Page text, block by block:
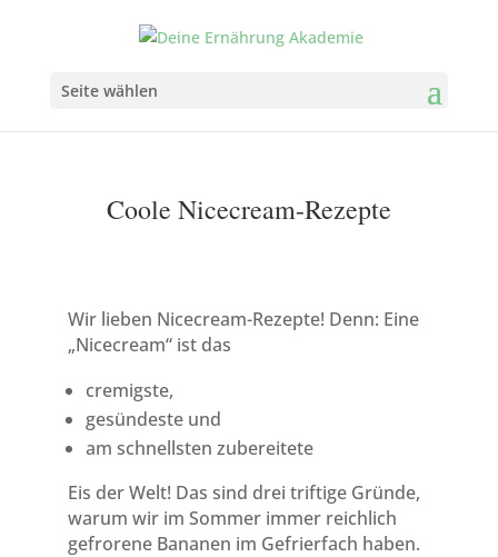
Seite wählen
Coole Nicecream-Rezepte
Wir lieben Nicecream-Rezepte! Denn: Eine
„Nicecream“ ist das
cremigste,
gesündeste und
am schnellsten zubereitete
Eis der Welt! Das sind drei triftige Gründe,
warum wir im Sommer immer reichlich
gefrorene Bananen im Gefrierfach haben.